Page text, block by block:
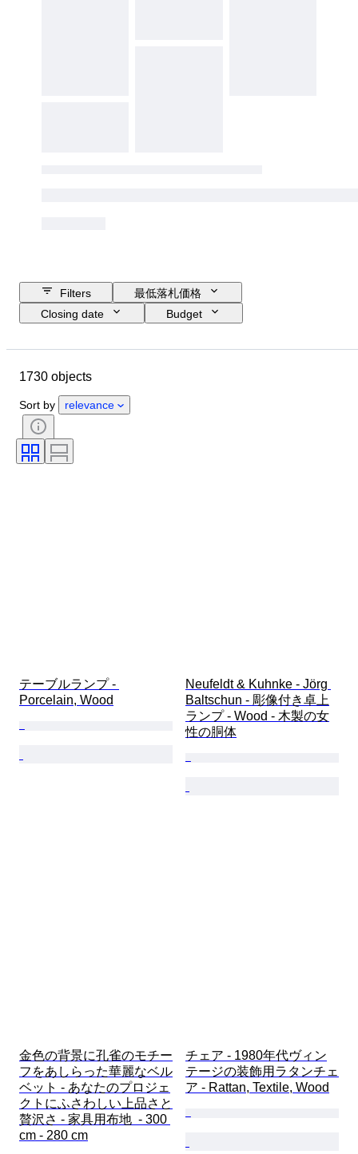
Filters
最低落札価格
Closing date
Budget
Country of origin
コンディション
鑑定書
技法
カラー
1730 objects
Sort by relevance
テーブルランプ -
Porcelain, Wood
Neufeldt & Kuhnke - Jörg
Baltschun - 彫像付き卓上
ランプ - Wood - 木製の女
性の胴体
金色の背景に孔雀のモチー
フをあしらった華麗なベル
ベット - あなたのプロジェ
クトにふさわしい上品さと
贅沢さ - 家具用布地  - 300
cm - 280 cm
チェア - 1980年代ヴィン
テージの装飾用ラタンチェ
ア - Rattan, Textile, Wood